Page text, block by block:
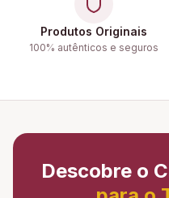
Produtos Originais
100% autênticos e seguros
Descobre o